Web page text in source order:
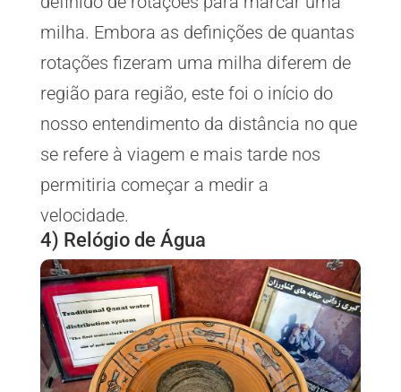
milha. Embora as definições de quantas
rotações fizeram uma milha diferem de
região para região, este foi o início do
nosso entendimento da distância no que
se refere à viagem e mais tarde nos
permitiria começar a medir a
velocidade.
4) Relógio de Água